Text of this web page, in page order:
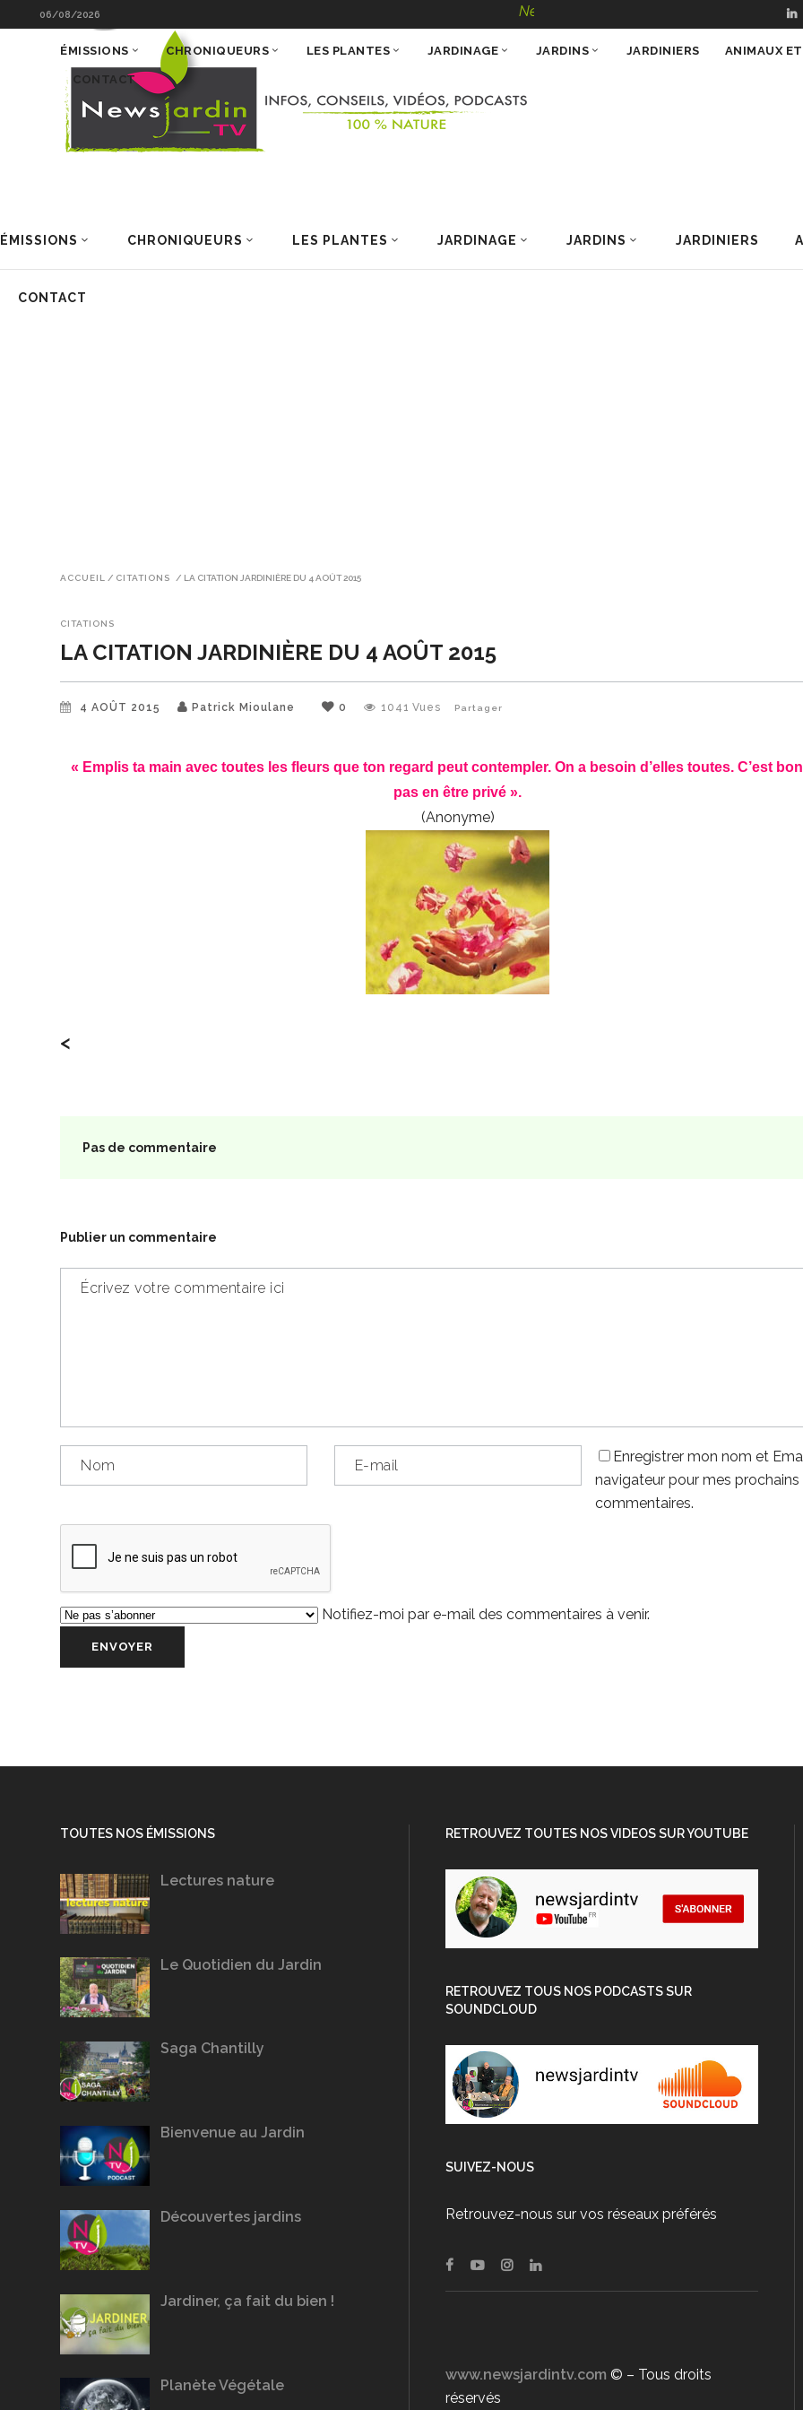
06/08/2026 NewsJardinTV – Infos, Conseils, Vidéos,
ÉMISSIONS CHRONIQUEURS LES PLANTES JARDINAGE JARDINS JARDINIERS
CONTACT
ÉMISSIONS CHRONIQUEURS LES PLANTES JARDINAGE JARDINS JARDINIERS ANIMAUX
CONTACT
ACCUEIL / CITATIONS / LA CITATION JARDINIÈRE DU 4 AOÛT 2015
CITATIONS
LA CITATION JARDINIÈRE DU 4 AOÛT 2015
4 AOÛT 2015 Patrick Mioulane 0 1041 Vues Partager
« Emplis ta main avec toutes les fleurs que ton regard peut contempler. On a besoin d’elles toutes. C’est
pas en être privé ».
(Anonyme)
<
Pas de commentaire
Publier un commentaire
Enregistrer mon nom et
navigateur pour mes prochains
commentaires.
Notifiez-moi par e-mail des commentaires à venir.
TOUTES NOS ÉMISSIONS
Lectures nature
Le Quotidien du Jardin
Saga Chantilly
Bienvenue au Jardin
Découvertes jardins
Jardiner, ça fait du bien !
Planète Végétale
RETROUVEZ TOUTES NOS VIDEOS SUR YOUTUBE
RETROUVEZ TOUS NOS PODCASTS SUR
SOUNDCLOUD
SUIVEZ-NOUS
Retrouvez-nous sur vos réseaux préférés
www.newsjardintv.com © – Tous droits
réservés